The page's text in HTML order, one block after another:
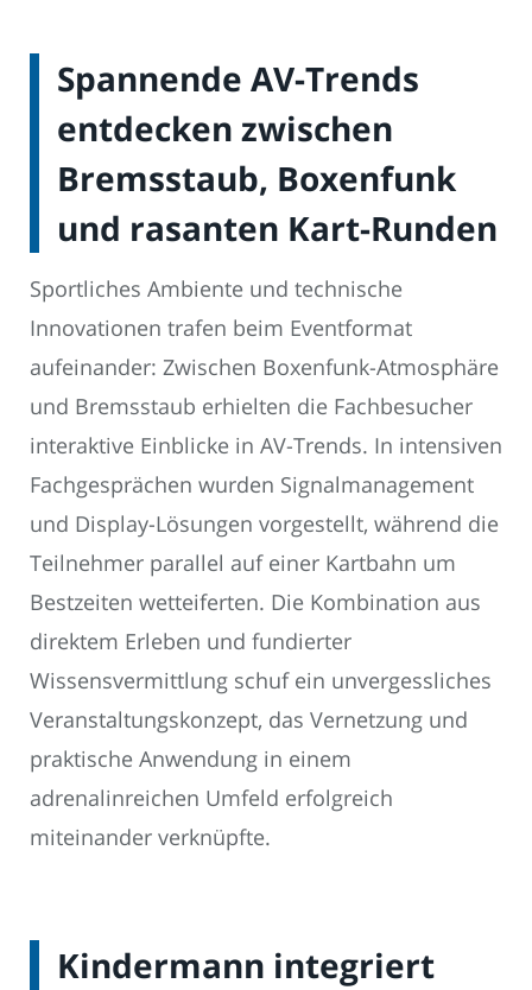
Spannende AV-Trends
entdecken zwischen
Bremsstaub, Boxenfunk
und rasanten Kart-Runden
Sportliches Ambiente und technische
Innovationen trafen beim Eventformat
aufeinander: Zwischen Boxenfunk-Atmosphäre
und Bremsstaub erhielten die Fachbesucher
interaktive Einblicke in AV-Trends. In intensiven
Fachgesprächen wurden Signalmanagement
und Display-Lösungen vorgestellt, während die
Teilnehmer parallel auf einer Kartbahn um
Bestzeiten wetteiferten. Die Kombination aus
direktem Erleben und fundierter
Wissensvermittlung schuf ein unvergessliches
Veranstaltungskonzept, das Vernetzung und
praktische Anwendung in einem
adrenalinreichen Umfeld erfolgreich
miteinander verknüpfte.
Kindermann integriert